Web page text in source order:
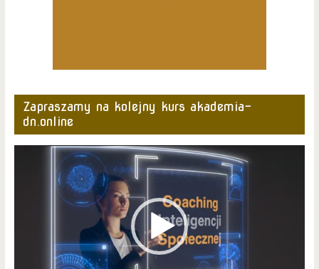
Zapraszamy na kolejny kurs akademia-
dn.online
Odtwarzacz